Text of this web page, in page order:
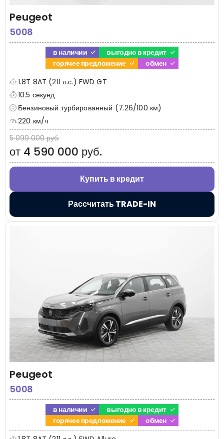
Peugeot
5008
в наличии
выгодно в кредит
горячее предложение
обмен
1.8T 8AT (211 л.с.) FWD GT
10.5 секунд
Бензиновый турбированный (7.26/100 км)
220 км/ч
5 099 000 руб.
от 4 590 000 руб.
Купить в кредит
Рассчитать TRADE-IN
Peugeot
5008
в наличии
выгодно в кредит
горячее предложение
обмен